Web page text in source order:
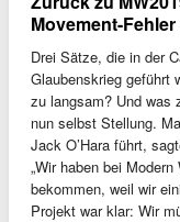
Movement-
Drei Sätze, die in der
Glaubenskrieg geführt
zu langsam? Und was
nun selbst Stellung.
Jack O’Hara führt,
„Wir haben bei
bekommen, weil wir
Projekt war klar: Wir